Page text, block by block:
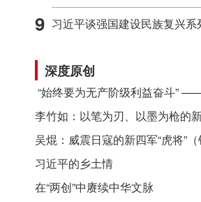
9 习近平谈强国建设民族复兴
深度原创
习近平的乡土情
在“两创”中赓续中华文脉